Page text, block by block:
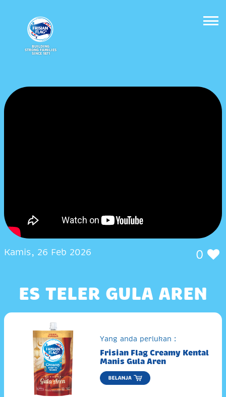
BUILDING
STRONG FAMILIES
SINCE 1871
Kamis, 26 Feb 2026 0
ES TELER GULA AREN
Yang anda perlukan :
Frisian Flag Creamy Kental
Manis Gula Aren